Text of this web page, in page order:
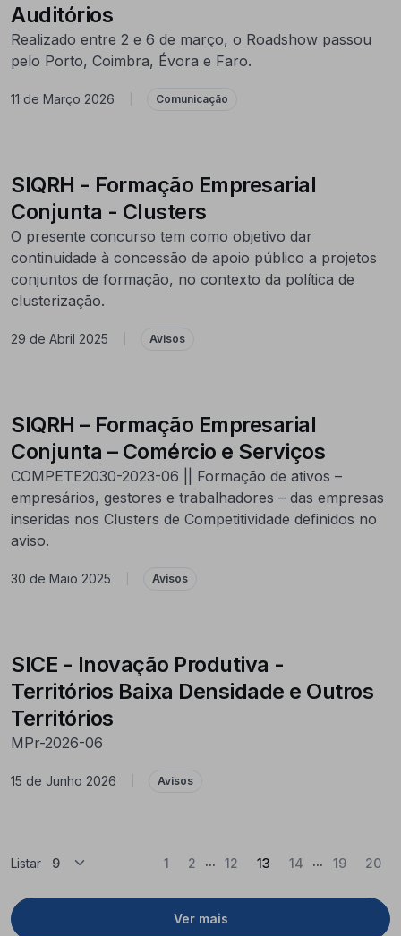
Auditórios
Realizado entre 2 e 6 de março, o Roadshow passou
pelo Porto, Coimbra, Évora e Faro.
11 de Março 2026 Comunicação
SIQRH - Formação Empresarial
Conjunta - Clusters
O presente concurso tem como objetivo dar
continuidade à concessão de apoio público a projetos
conjuntos de formação, no contexto da política de
clusterização.
29 de Abril 2025 Avisos
SIQRH – Formação Empresarial
Conjunta – Comércio e Serviços
COMPETE2030-2023-06 || Formação de ativos –
empresários, gestores e trabalhadores – das empresas
inseridas nos Clusters de Competitividade definidos no
aviso.
30 de Maio 2025 Avisos
SICE - Inovação Produtiva -
Territórios Baixa Densidade e Outros
Territórios
MPr-2026-06
15 de Junho 2026 Avisos
Listar
Ver mais
1 2 ... 12 13 (Atual)
14 ... 19 20